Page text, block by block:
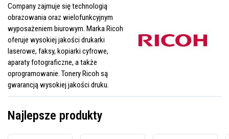
Company zajmuje się technologią
obrazowania oraz wielofunkcyjnym
wyposażeniem biurowym. Marka Ricoh
oferuje wysokiej jakości drukarki
laserowe, faksy, kopiarki cyfrowe,
aparaty fotograficzne, a także
oprogramowanie. Tonery Ricoh są
gwarancją wysokiej jakości druku.
Najlepsze produkty